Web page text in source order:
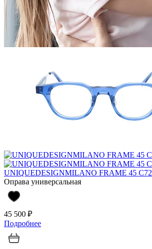
UNIQUEDESIGNMILANO FRAME 45 C72
Оправа универсальная
45 500 ₽
Подробнее